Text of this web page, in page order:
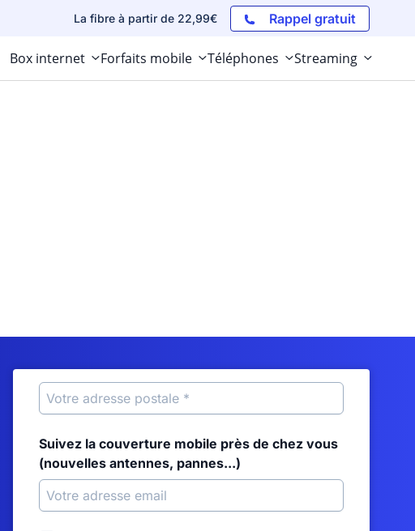
La fibre à partir de 22,99€ Rappel gratuit
Box internet Forfaits mobile Téléphones Streaming
Suivez la couverture mobile près de chez vous
(nouvelles antennes, pannes...)